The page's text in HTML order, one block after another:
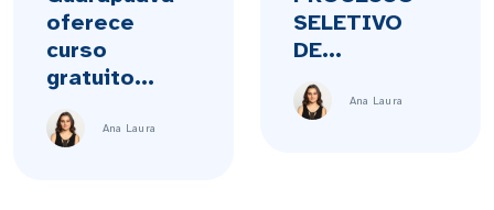
oferece
curso
gratuito...
Ana Laura
SELETIVO
DE...
Ana Laura